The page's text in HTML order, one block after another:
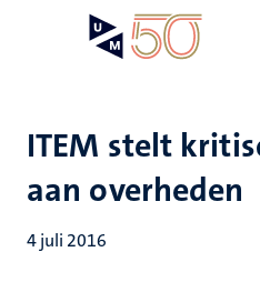
gaanITEM stelt
aan overheden
4 juli 2016